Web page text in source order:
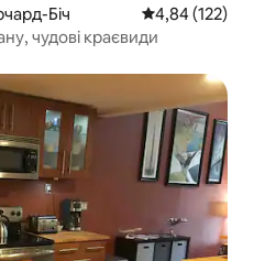
Біч Середня
4,84 (122)
чудові краєвиди